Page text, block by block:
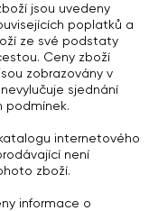
jsou uvedeny
poplatků a
ze své podstaty
Ceny zboží
zobrazovány v
sjednání
podmínek.
internetového
není
zboží.
informace o